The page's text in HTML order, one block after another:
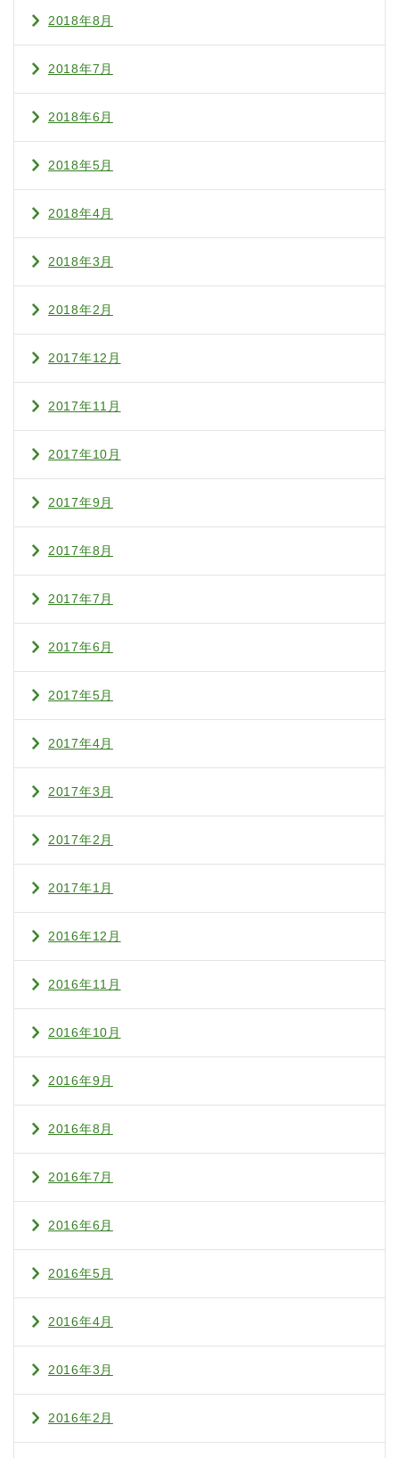
2018年8月
2018年7月
2018年6月
2018年5月
2018年4月
2018年3月
2018年2月
2017年12月
2017年11月
2017年10月
2017年9月
2017年8月
2017年7月
2017年6月
2017年5月
2017年4月
2017年3月
2017年2月
2017年1月
2016年12月
2016年11月
2016年10月
2016年9月
2016年8月
2016年7月
2016年6月
2016年5月
2016年4月
2016年3月
2016年2月